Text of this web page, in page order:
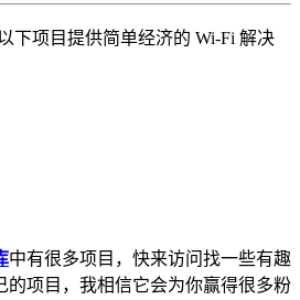
下项目提供简单经济的 Wi-Fi 解决
中有很多项目，快来访问找一些有趣
的项目，我相信它会为你赢得很多粉